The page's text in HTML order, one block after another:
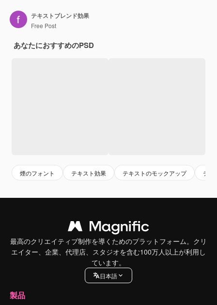
テキストブレンド効果
Free Post
あなたにおすすめのPSD
煙のフォント テキスト効果 テキストのモックアップ テキ
最高のクリエイティブ制作を導くためのプラットフォーム。クリ
エイター、企業、代理店、スタジオを含む100万人以上が利用し
ています。
日本語
製品